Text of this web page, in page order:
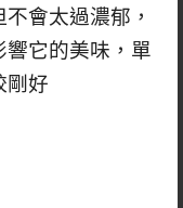
會太過濃郁，
響它的美味，單
剛好